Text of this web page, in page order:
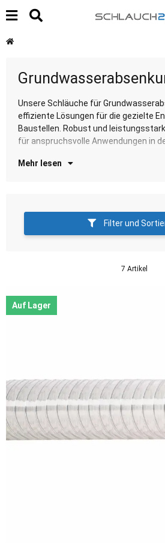
Unsere Schläuche für
effiziente Lösungen für die gezielte
Baustellen. Robust und
für anspruchsvolle Anwendungen in
Entdecken Sie unsere Auswahl
Mehr lesen
Filter und
7 Artikel
Auf Lager